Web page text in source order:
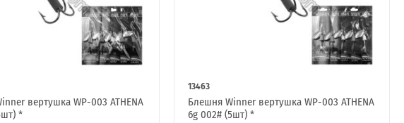
вертушка WP-003 ATHENA
*
13463
Блешня Winner вертушка WP-003 ATHENA
6g 002# (5шт) *